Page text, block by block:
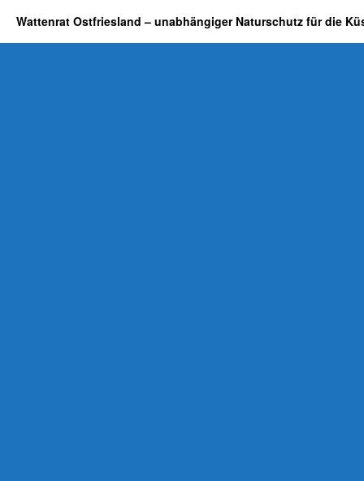
Wattenrat Ostfriesland – unabhängiger Naturschutz für die